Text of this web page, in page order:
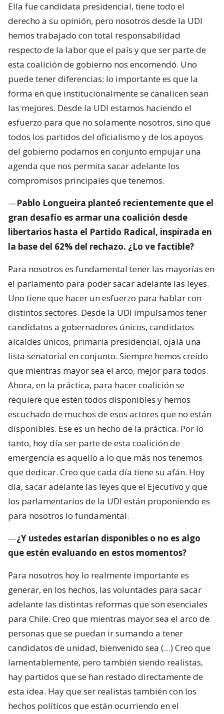
Ella fue candidata presidencial, tiene todo el
derecho a su opinión, pero nosotros desde la UDI
hemos trabajado con total responsabilidad
respecto de la labor que el país y que ser parte de
esta coalición de gobierno nos encomendó. Uno
puede tener diferencias; lo importante es que la
forma en que institucionalmente se canalicen sean
las mejores. Desde la UDI estamos haciendo el
esfuerzo para que no solamente nosotros, sino que
todos los partidos del oficialismo y de los apoyos
del gobierno podamos en conjunto empujar una
agenda que nos permita sacar adelante los
compromisos principales que tenemos.
—Pablo Longueira planteó recientemente que el
gran desafío es armar una coalición desde
libertarios hasta el Partido Radical, inspirada en
la base del 62% del rechazo. ¿Lo ve factible?
Para nosotros es fundamental tener las mayorías en
el parlamento para poder sacar adelante las leyes.
Uno tiene que hacer un esfuerzo para hablar con
distintos sectores. Desde la UDI impulsamos tener
candidatos a gobernadores únicos, candidatos
alcaldes únicos, primaria presidencial, ojalá una
lista senatorial en conjunto. Siempre hemos creído
que mientras mayor sea el arco, mejor para todos.
Ahora, en la práctica, para hacer coalición se
requiere que estén todos disponibles y hemos
escuchado de muchos de esos actores que no están
disponibles. Ese es un hecho de la práctica. Por lo
tanto, hoy día ser parte de esta coalición de
emergencia es aquello a lo que más nos tenemos
que dedicar. Creo que cada día tiene su afán. Hoy
día, sacar adelante las leyes que el Ejecutivo y que
los parlamentarios de la UDI están proponiendo es
para nosotros lo fundamental.
—¿Y ustedes estarían disponibles o no es algo
que estén evaluando en estos momentos?
Para nosotros hoy lo realmente importante es
generar, en los hechos, las voluntades para sacar
adelante las distintas reformas que son esenciales
para Chile. Creo que mientras mayor sea el arco de
personas que se puedan ir sumando a tener
candidatos de unidad, bienvenido sea (…) Creo que
lamentablemente, pero también siendo realistas,
hay partidos que se han restado directamente de
esta idea. Hay que ser realistas también con los
hechos políticos que están ocurriendo en el